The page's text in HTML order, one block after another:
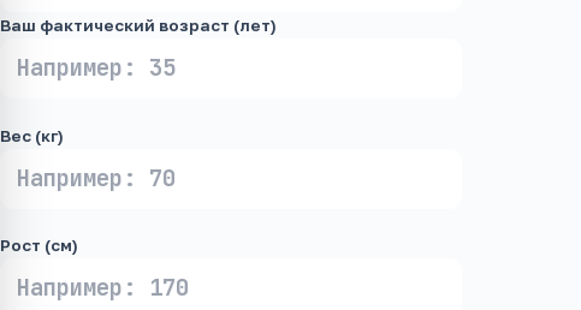
Ваш фактический возраст (лет)
Вес (кг)
Рост (см)